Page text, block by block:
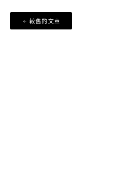
文
章
較舊的文章